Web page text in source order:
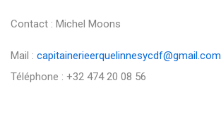
Contact : Michel Moons
Mail : capitainerieerquelinnesycdf@gmail.com
Téléphone : +32 474 20 08 56